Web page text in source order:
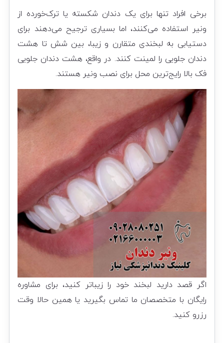
برخی افراد تنها برای یک دندان شکسته یا ترک‌خورده از
ونیر استفاده می‌کنند، اما بسیاری ترجیح می‌دهند برای
دستیابی به لبخندی متقارن و زیبا، بین شش تا هشت
دندان جلویی را لمینت کنند. در واقع، هشت دندان جلویی
فک بالا رایج‌ترین محل برای نصب ونیر هستند.
اگر قصد دارید لبخند خود را زیباتر کنید، برای مشاوره
رایگان با متخصصان ما تماس بگیرید یا همین حالا وقت
رزرو کنید.